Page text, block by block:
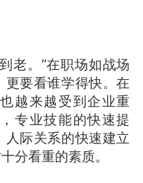
。”在职场如战场
要看谁学得快。在
越来越受到企业重
专业技能的快速提
际关系的快速建立
分看重的素质。